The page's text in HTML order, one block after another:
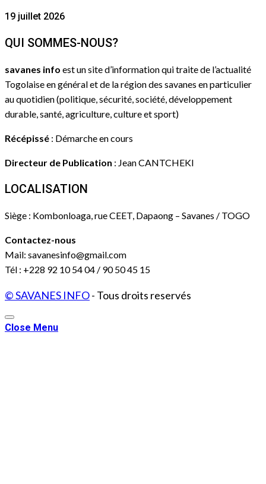
19 juillet 2026
QUI SOMMES-NOUS?
savanes info est un site d’information qui traite de l’actualité
Togolaise en général et de la région des savanes en particulier
au quotidien (politique, sécurité, société, développement
durable, santé, agriculture, culture et sport)
Récépissé : Démarche en cours
Directeur de Publication : Jean CANTCHEKI
LOCALISATION
Siège : Kombonloaga, rue CEET, Dapaong – Savanes / TOGO
Contactez-nous
Mail: savanesinfo@gmail.com
Tél : +228 92 10 54 04 / 90 50 45 15
© SAVANES INFO- Tous droits reservés
Close Menu